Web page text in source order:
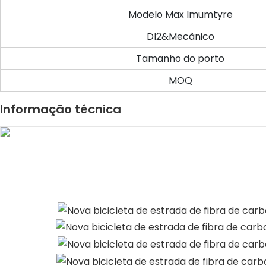
Modelo Max Imumtyre
DI2&Mecânico
Tamanho do porto
MOQ
Informação técnica